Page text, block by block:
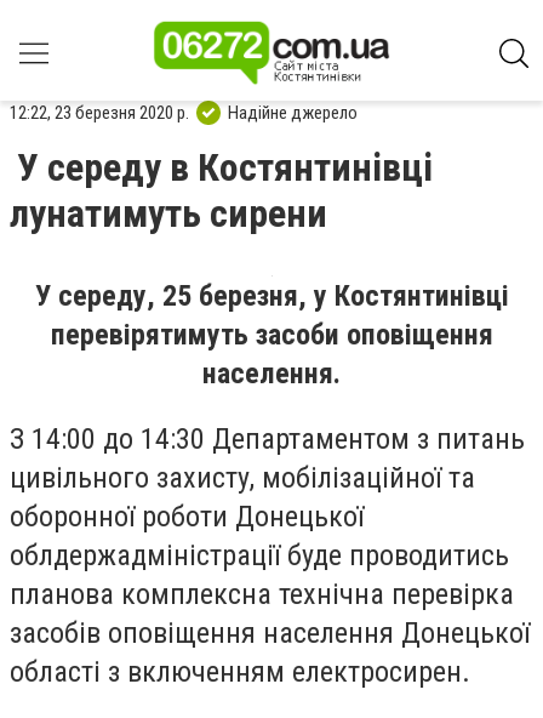
12:22, 23 березня 2020 р. Надійне джерело
У середу в Костянтинівці
лунатимуть сирени
У середу, 25 березня, у Костянтинівці
перевірятимуть засоби оповіщення
населення.
З 14:00 до 14:30 Департаментом з питань
цивільного захисту, мобілізаційної та
оборонної роботи Донецької
облдержадміністрації буде проводитись
планова комплексна технічна перевірка
засобів оповіщення населення Донецької
області з включенням електросирен.